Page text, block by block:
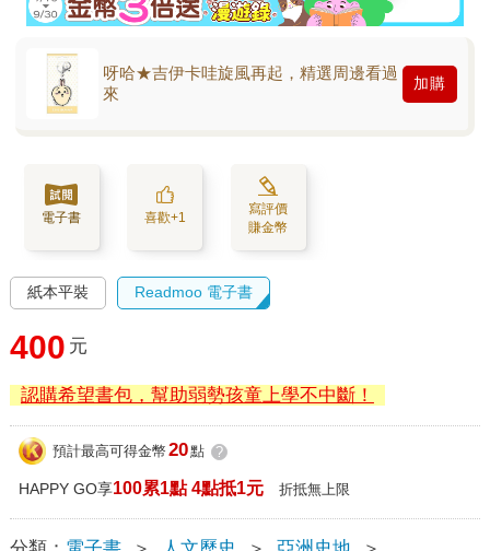
呀哈★吉伊卡哇旋風再起，精選周邊看過
來
加購
電子書 喜歡+1
寫評價
賺金幣
紙本平裝 Readmoo 電子書
400 元
認購希望書包，幫助弱勢孩童上學不中斷！
預計最高可得金幣 20點 ?
HAPPY GO享100累1點 4點抵1元 折抵無上限